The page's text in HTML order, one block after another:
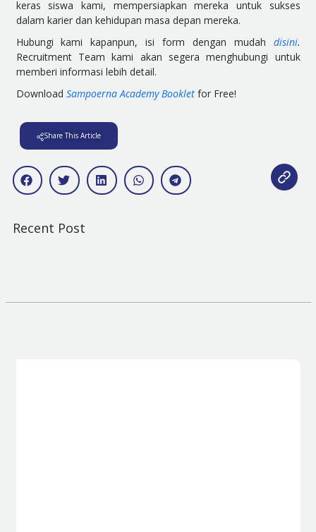
keras siswa kami, mempersiapkan mereka untuk sukses
dalam karier dan kehidupan masa depan mereka.
Hubungi kami kapanpun, isi form dengan mudah disini.
Recruitment Team kami akan segera menghubungi untuk
memberi informasi lebih detail.
Download Sampoerna Academy Bookletfor Free!
Share This Article
Recent Post